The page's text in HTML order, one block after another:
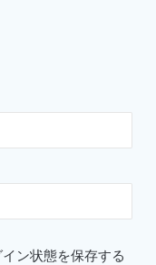
イン状態を保存する